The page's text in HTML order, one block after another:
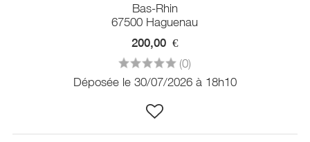
Bas-Rhin
67500 Haguenau
200,00 €
(0)
Déposée le 30/07/2026 à 18h10